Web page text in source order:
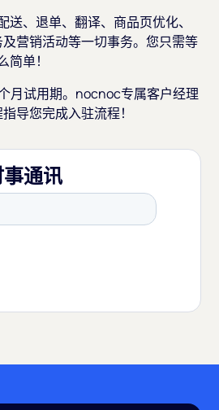
、退单、翻译、商品页优化、
营销活动等一切事务。您只需等
单！
月试用期。nocnoc专属客户经理
导您完成入驻流程！
通讯